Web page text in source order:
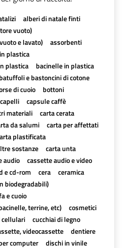
alberi di natale finti
vuoto)
e lavato)
assorbenti
plastica
plastica
bacinelle in plastica
batuffoli e bastoncini di cotone
di cuoio
bottoni
capelli
capsule caffè
materiali
carta cerata
da salumi
carta per affettati
plastificata
sostanze
carta unta
audio
cassette audio e video
e cd-rom cera
ceramica
biodegradabili)
e cuoio
terrine, etc)
cosmetici
cellulari
cucchiai di legno
videocassette
dentiere
computer
dischi in vinile